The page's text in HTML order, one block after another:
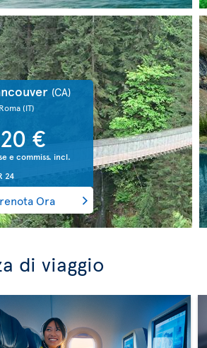
(CA)
(IT)
€
e commiss. incl.
24
Ora
di viaggio